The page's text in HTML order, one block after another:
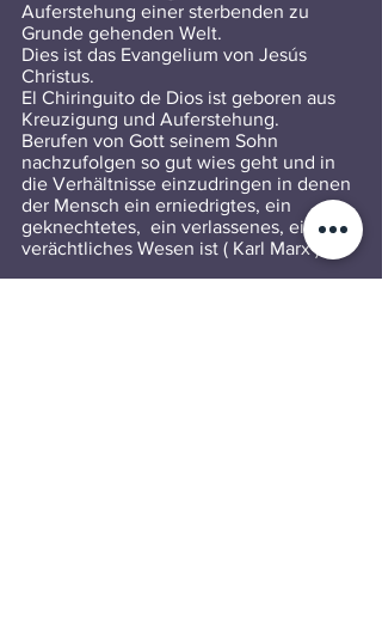
Auferstehung einer sterbenden zu
Grunde gehenden Welt.
Dies ist das Evangelium von Jesús
Christus.
El Chiringuito de Dios ist geboren aus
Kreuzigung und Auferstehung.
Berufen von Gott seinem Sohn
nachzufolgen so gut wies geht und in
die Verhältnisse einzudringen in denen
der Mensch ein erniedrigtes, ein
geknechtetes,  ein verlassenes, ein
verächtliches Wesen ist ( Karl Marx ),